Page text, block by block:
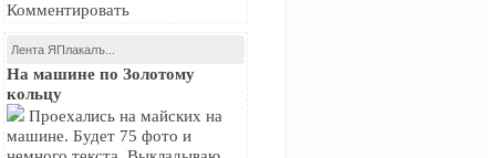
Комментировать
Лента ЯПлакалъ...
На машине по Золотому
кольцу
Проехались на майских на
машине. Будет 75 фото и